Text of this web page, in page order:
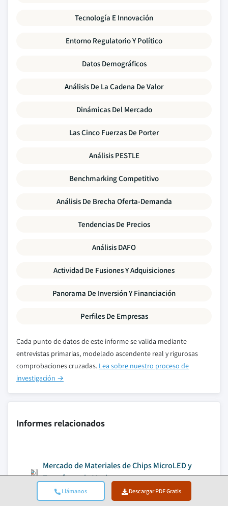
Llámanos Descargar PDF Gratis
Tecnología E Innovación
Entorno Regulatorio Y Político
Datos Demográficos
Análisis De La Cadena De Valor
Dinámicas Del Mercado
Las Cinco Fuerzas De Porter
Análisis PESTLE
Benchmarking Competitivo
Análisis De Brecha Oferta-Demanda
Tendencias De Precios
Análisis DAFO
Actividad De Fusiones Y Adquisiciones
Panorama De Inversión Y Financiación
Perfiles De Empresas
Cada punto de datos de este informe se valida mediante
entrevistas primarias, modelado ascendente real y rigurosas
comprobaciones cruzadas. Lea sobre nuestro proceso de
investigación →
Informes relacionados
Mercado de Materiales de Chips MicroLED y
Transferencia Masiva
Ácido cítrico y ácido láctico para el mercado de